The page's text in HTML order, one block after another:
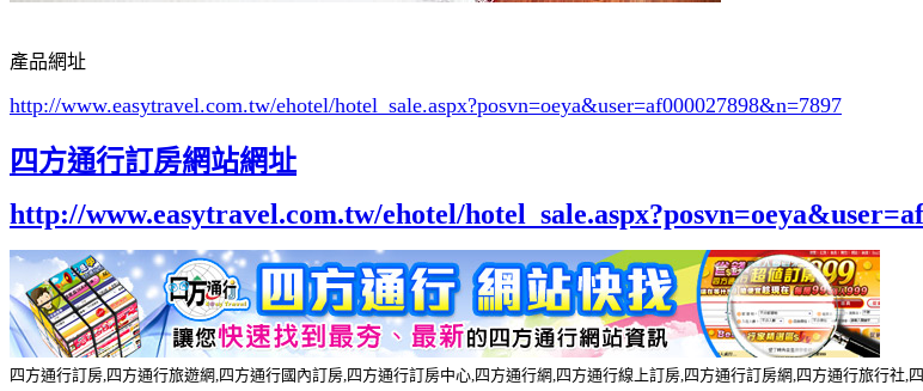
產品網址
http://www.easytravel.com.tw/ehotel/hotel_sale.aspx?posvn=oeya&user=af000027898&n=7897
四方通行訂房網站網址
http://www.easytravel.com.tw/ehotel/
四方通行訂房,四方通行旅遊網,四方通行國內訂房,四方通行訂房中心,四方通行網,四方通行線上訂房,四方通行訂房網,四方通行旅行